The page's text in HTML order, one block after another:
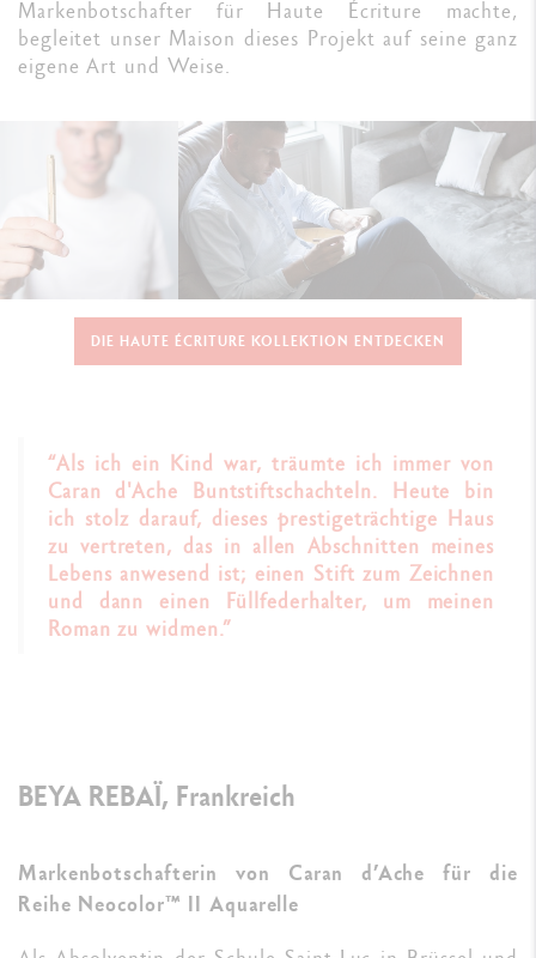
Markenbotschafter für Haute Écriture machte,
begleitet unser Maison dieses Projekt auf seine ganz
eigene Art und Weise.
DIE HAUTE ÉCRITURE KOLLEKTION ENTDECKEN
“Als ich ein Kind war, träumte ich immer von
Caran d'Ache Buntstiftschachteln. Heute bin
ich stolz darauf, dieses prestigeträchtige Haus
zu vertreten, das in allen Abschnitten meines
Lebens anwesend ist; einen Stift zum Zeichnen
und dann einen Füllfederhalter, um meinen
Roman zu widmen.”
BEYA REBAÏ, Frankreich
Markenbotschafterin von Caran d’Ache für die
Reihe Neocolor™ II Aquarelle